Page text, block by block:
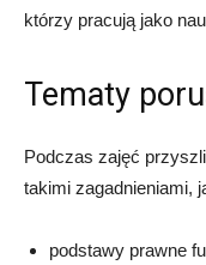
którzy pracują jako
Tematy
Podczas zajęć
takimi zagadnieniami,
podstawy prawne